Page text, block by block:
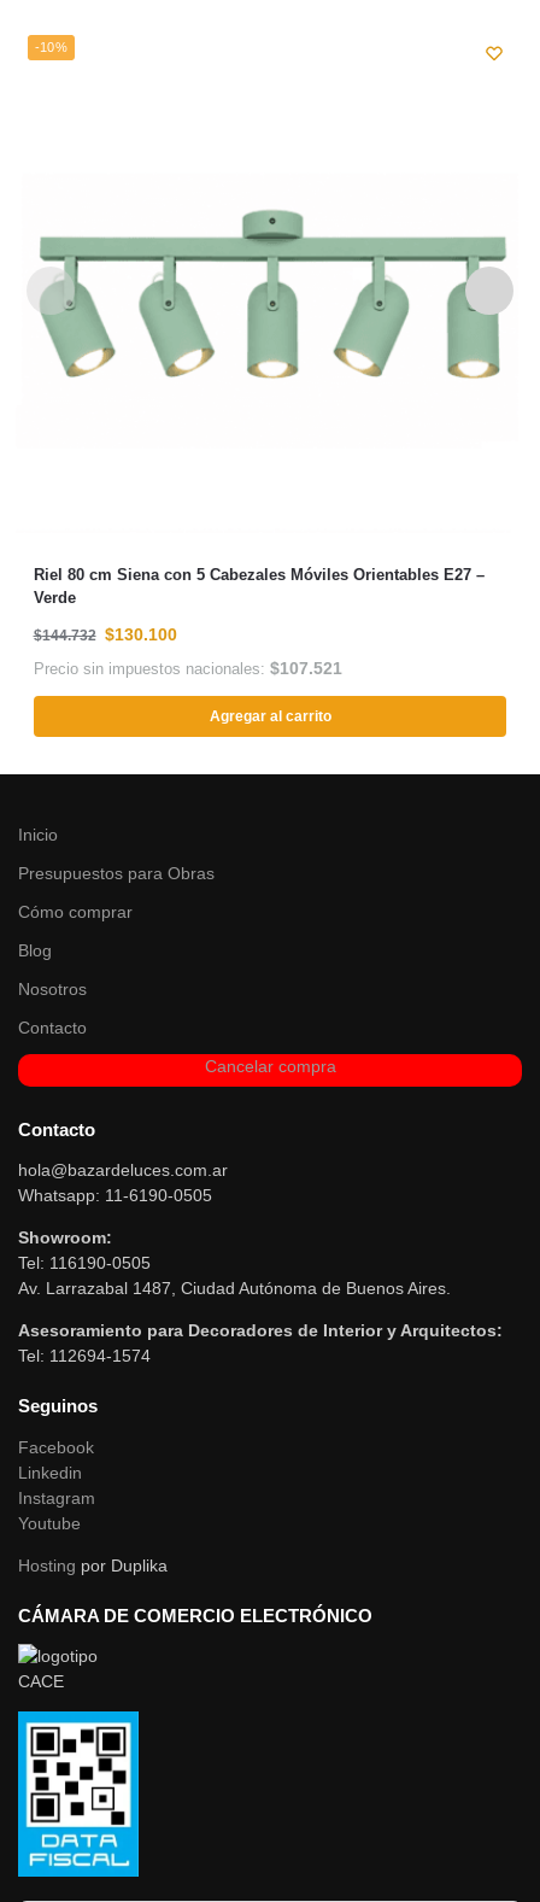
-10%
Riel 80 cm Siena con 5 Cabezales Móviles Orientables E27 –
Verde
$144.732 $130.100
Precio sin impuestos nacionales: $107.521
Agregar al carrito
Inicio
Presupuestos para Obras
Cómo comprar
Blog
Nosotros
Contacto
Cancelar compra
Contacto
hola@bazardeluces.com.ar
Whatsapp: 11-6190-0505
Showroom:
Tel: 116190-0505
Av. Larrazabal 1487, Ciudad Autónoma de Buenos Aires.
Asesoramiento para Decoradores de Interior y Arquitectos:
Tel: 112694-1574
Seguinos
Facebook
Linkedin
Instagram
Youtube
Hosting por Duplika
CÁMARA DE COMERCIO ELECTRÓNICO